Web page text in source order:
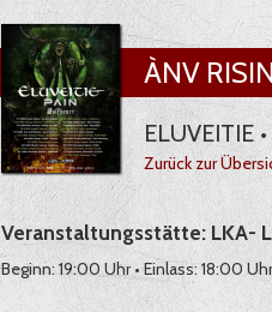
ÀNV
ELUVEITIE
Zurück zur
Veranstaltungsstätte: LKA-
Beginn: 19:00 Uhr • Einlass: 18:00 Uhr